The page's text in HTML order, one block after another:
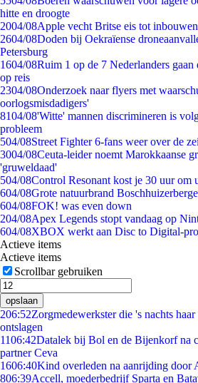
hitte en droogte
2004/08Apple vecht Britse eis tot
2604/08Doden bij Oekraïense
Petersburg
1604/08Ruim 1 op de 7 Nederlanders gaan
op reis
2304/08Onderzoek naar flyers met
oorlogsmisdadigers'
8104/08'Witte' mannen discrimineren is
probleem
504/08Street Fighter 6-fans weer over de
3004/08Ceuta-leider noemt Marokkaanse
'gruweldaad'
504/08Control Resonant kost je 30 uur om
604/08Grote natuurbrand
604/08FOK! was even down
204/08Apex Legends stopt vandaag op
604/08XBOX werkt aan Disc to Digital-
Actieve items
Actieve items
Scrollbar gebruiken
opslaan
206:52Zorgmedewerkster die 's nachts
ontslagen
1106:42Datalek bij Bol en de Bijenkorf na
partner Ceva
1606:40Kind overleden na aanrijding door
806:39Accell, moederbedrijf Sparta en